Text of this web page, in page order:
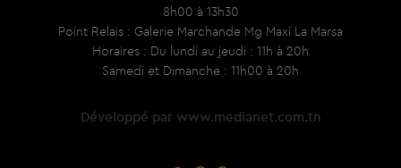
8h00 à 13h30
Point Relais : Galerie Marchande Mg Maxi La Marsa
Horaires : Du lundi au jeudi : 11h à 20h
Samedi et Dimanche : 11h00 à 20h
Développé par www.medianet.com.tn